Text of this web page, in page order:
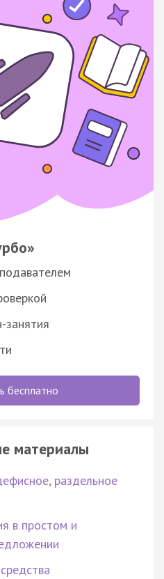
занятия
бесплатно
материалы
раздельное
в простом и